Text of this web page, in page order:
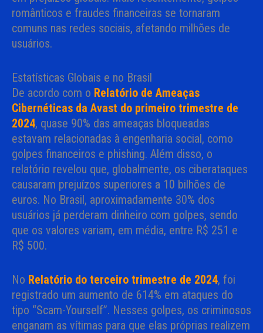
românticos e fraudes financeiras se tornaram
comuns nas redes sociais, afetando milhões de
usuários.
Estatísticas Globais e no Brasil
De acordo com o Relatório de Ameaças
Cibernéticas da Avast do primeiro trimestre de
2024, quase 90% das ameaças bloqueadas
estavam relacionadas à engenharia social, como
golpes financeiros e phishing. Além disso, o
relatório revelou que, globalmente, os ciberataques
causaram prejuízos superiores a 10 bilhões de
euros. No Brasil, aproximadamente 30% dos
usuários já perderam dinheiro com golpes, sendo
que os valores variam, em média, entre R$ 251 e
R$ 500.
No Relatório do terceiro trimestre de 2024, foi
registrado um aumento de 614% em ataques do
tipo “Scam-Yourself”. Nesses golpes, os criminosos
enganam as vítimas para que elas próprias realizem